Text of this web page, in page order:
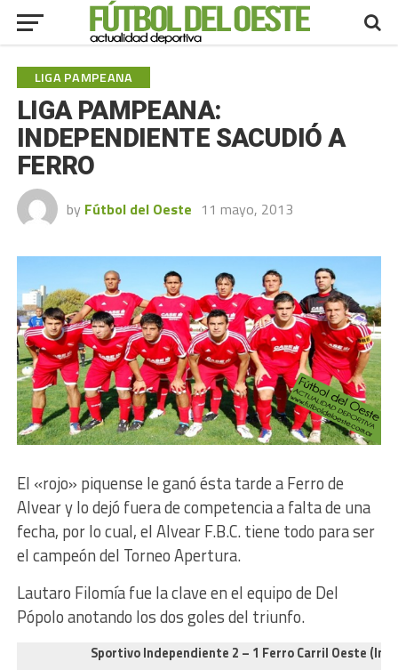
LIGA PAMPEANA
LIGA PAMPEANA:
INDEPENDIENTE SACUDIÓ A
FERRO
by Fútbol del Oeste 11 mayo, 2013
El «rojo» piquense le ganó ésta tarde a Ferro de
Alvear y lo dejó fuera de competencia a falta de una
fecha, por lo cual, el Alvear F.B.C. tiene todo para ser
el campeón del Torneo Apertura.
Lautaro Filomía fue la clave en el equipo de Del
Pópolo anotando los dos goles del triunfo.
Sportivo Independiente 2 – 1 Ferro Carril Oeste